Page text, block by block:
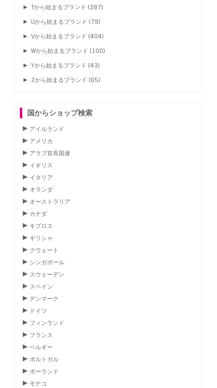
► Tから始まるブランド (287)
► Uから始まるブランド (79)
► Vから始まるブランド (404)
► Wから始まるブランド (100)
► Yから始まるブランド (43)
► Zから始まるブランド (65)
国からショップ検索
アイルランド
アメリカ
アラブ首長国連
イギリス
イタリア
オランダ
オーストラリア
カナダ
キプロス
ギリシャ
クウェート
シンガポール
スウェーデン
スペイン
デンマーク
ドイツ
フィンランド
フランス
ベルギー
ポルトガル
ポーランド
モナコ